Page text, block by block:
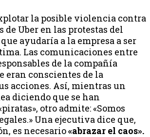
la posible violencia contra
de Uber en las protestas del
ayudaría a la empresa a ser
Las comunicaciones entre
de la compañía
eran conscientes de la
acciones. Así, mientras un
diciendo que se han
otro admite: «Somos
Una ejecutiva dice que,
es necesario«abrazar el caos».